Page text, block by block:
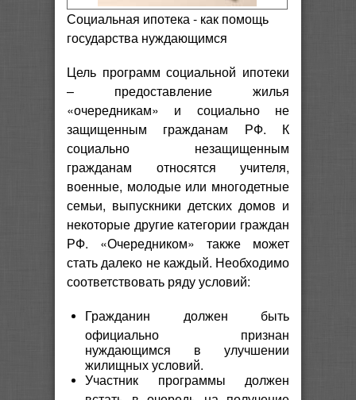
Социальная ипотека - как помощь
государства нуждающимся
Цель программ социальной ипотеки
– предоставление жилья
«очередникам» и социально не
защищенным гражданам РФ. К
социально незащищенным
гражданам относятся учителя,
военные, молодые или многодетные
семьи, выпускники детских домов и
некоторые другие категории граждан
РФ. «Очередником» также может
стать далеко не каждый. Необходимо
соответствовать ряду условий:
Гражданин должен быть
официально признан
нуждающимся в улучшении
жилищных условий.
Участник программы должен